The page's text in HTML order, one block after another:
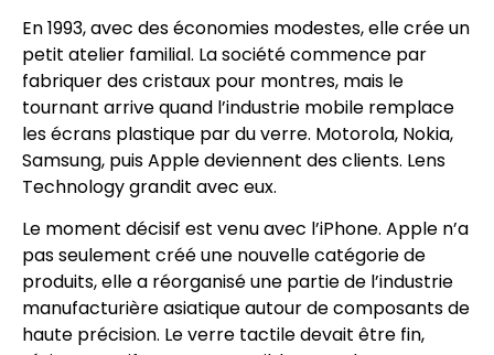
En 1993, avec des économies modestes, elle crée un
petit atelier familial. La société commence par
fabriquer des cristaux pour montres, mais le
tournant arrive quand l’industrie mobile remplace
les écrans plastique par du verre. Motorola, Nokia,
Samsung, puis Apple deviennent des clients. Lens
Technology grandit avec eux.
Le moment décisif est venu avec l’iPhone. Apple n’a
pas seulement créé une nouvelle catégorie de
produits, elle a réorganisé une partie de l’industrie
manufacturière asiatique autour de composants de
haute précision. Le verre tactile devait être fin,